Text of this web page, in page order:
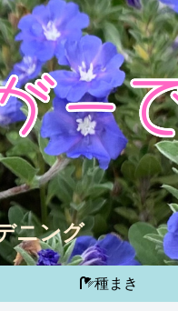
ニング
種まき